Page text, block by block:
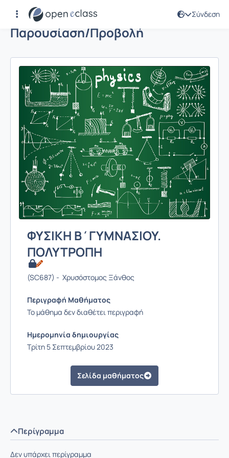
Σύνδεση
Παρουσίαση/Προβολή
ΦΥΣΙΚΗ Β΄ΓΥΜΝΑΣΙΟΥ.
ΠΟΛΥΤΡΟΠΗ
(SC687) - Χρυσόστομος Ξάνθος
Περιγραφή Μαθήματος
Το μάθημα δεν διαθέτει περιγραφή
Ημερομηνία δημιουργίας
Τρίτη 5 Σεπτεμβρίου 2023
Σελίδα μαθήματος
Περίγραμμα
Δεν υπάρχει περίγραμμα